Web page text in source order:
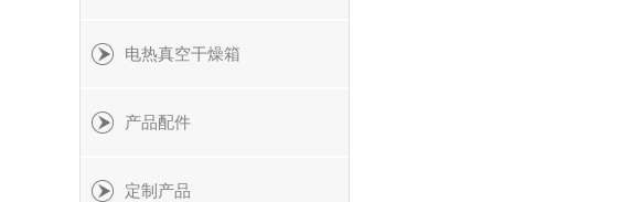
电热真空干燥箱
产品配件
定制产品